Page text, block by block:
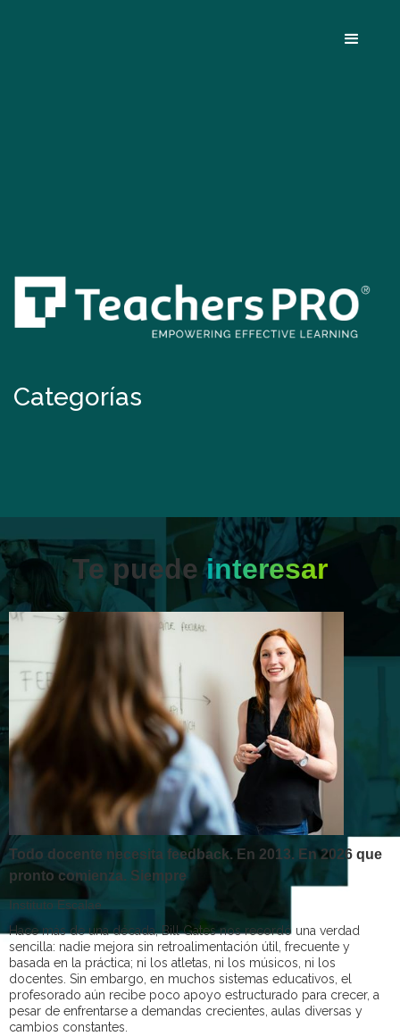
Categorías
Te puedeinteresar
Todo docente necesita feedback. En 2013. En 2026 que
pronto comienza. Siempre
Instituto Escalae
Hace más de una década, Bill Gates nos recordó una verdad
sencilla: nadie mejora sin retroalimentación útil, frecuente y
basada en la práctica; ni los atletas, ni los músicos, ni los
docentes. Sin embargo, en muchos sistemas educativos, el
profesorado aún recibe poco apoyo estructurado para crecer, a
pesar de enfrentarse a demandas crecientes, aulas diversas y
cambios constantes.